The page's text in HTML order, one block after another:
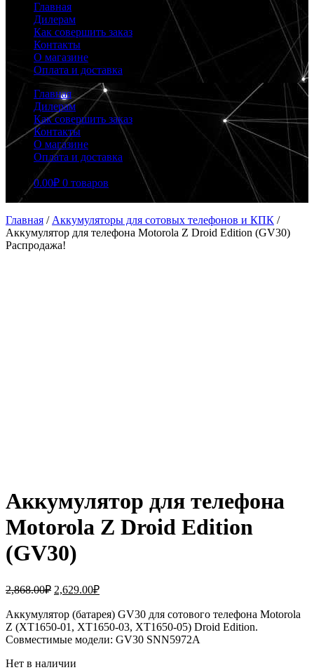
Главная
Дилерам
Как совершить заказ
Контакты
О магазине
Оплата и доставка
Главная
Дилерам
Как совершить заказ
Контакты
О магазине
Оплата и доставка
0.00₽ 0 товаров
Главная / Аккумуляторы для сотовых телефонов и КПК /
Аккумулятор для телефона Motorola Z Droid Edition (GV30)
Распродажа!
Аккумулятор для телефона
Motorola Z Droid Edition
(GV30)
2,868.00₽ Первоначальная
составляла
2,868.00₽.
2,629.00₽Текущая
2,629.00₽.
Аккумулятор (батарея) GV30 для сотового телефона Motorola
Z (XT1650-01, XT1650-03, XT1650-05) Droid Edition.
Совместимые модели: GV30 SNN5972A
Нет в наличии